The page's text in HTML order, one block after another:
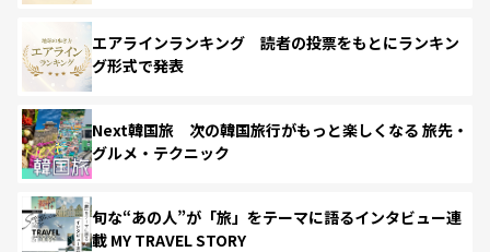
エアラインランキング 読者の投票をもとにランキン
グ形式で発表
Next韓国旅 次の韓国旅行がもっと楽しくなる 旅先・
グルメ・テクニック
旬な“あの人”が「旅」をテーマに語るインタビュー連
載 MY TRAVEL STORY